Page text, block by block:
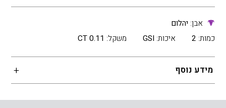
אבן:יהלום
כמות: 2 איכות: GSI משקל: 0.11 CT
מידע נוסף